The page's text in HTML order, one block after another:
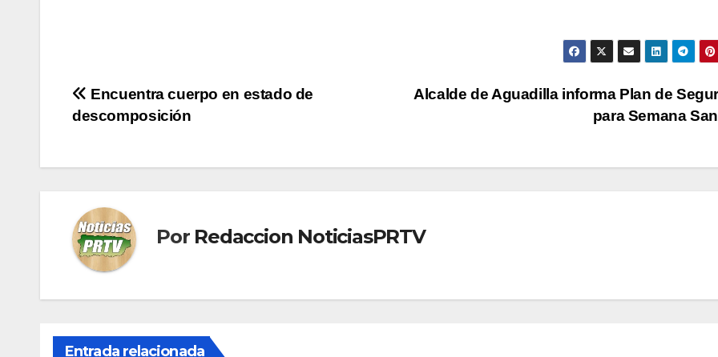
Navegación
entradas
Alcalde de Aguadilla informa Plan de
para Semana
Encuentra cuerpo en estado de
descomposición
Por Redaccion NoticiasPRTV
Entrada relacionada